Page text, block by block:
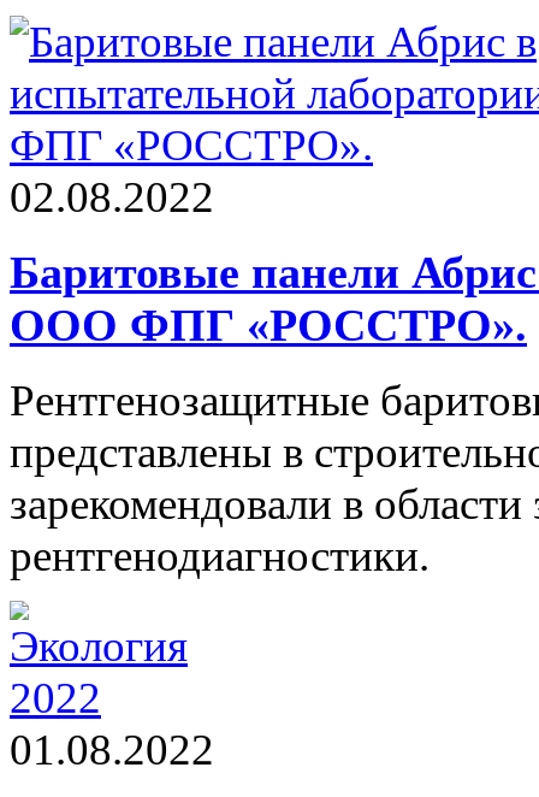
02.08.2022
Баритовые панели
ООО ФПГ «РОССТРО».
Рентгенозащитные
представлены в
зарекомендовали в
рентгенодиагностики.
01.08.2022